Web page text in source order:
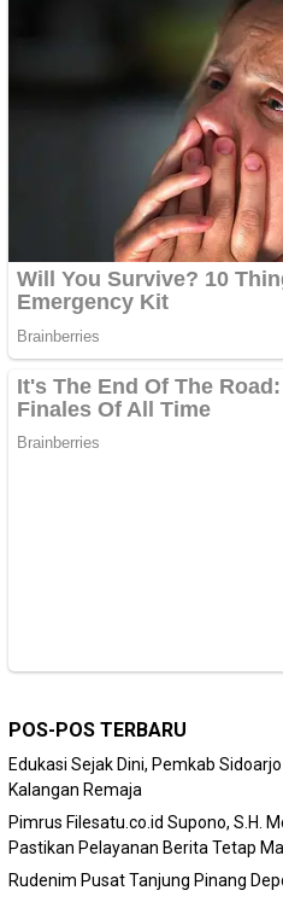
POS-POS TERBARU
Edukasi Sejak Dini, Pemkab
Kalangan Remaja
Pimrus Filesatu.co.id Supono, S.H.
Pastikan Pelayanan Berita Tetap
Rudenim Pusat Tanjung Pinang